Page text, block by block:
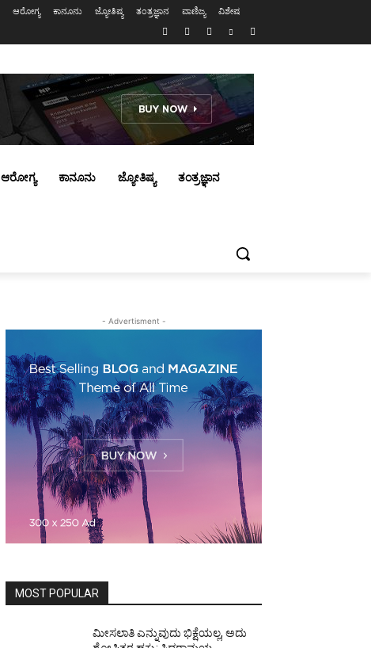
ಆರೋಗ್ಯ ಕಾನೂನು ಜ್ಯೋತಿಷ್ಯ ತಂತ್ರಜ್ಞಾನ ವಾಣಿಜ್ಯ ವಿಶೇಷ
ಆರೋಗ್ಯ ಕಾನೂನು ಜ್ಯೋತಿಷ್ಯ ತಂತ್ರಜ್ಞಾನ
- Advertisment -
MOST POPULAR
ಮೀಸಲಾತಿ ಎನ್ನುವುದು ಭಿಕ್ಷೆಯಲ್ಲ, ಅದು